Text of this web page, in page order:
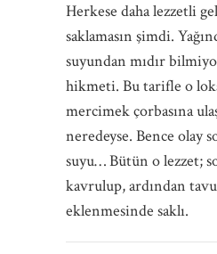
Herkese daha lezzetli
saklamasın şimdi.
suyundan mıdır
hikmeti. Bu tarifle o
mercimek çorbasına
neredeyse. Bence olay
suyu… Bütün o lezzet;
kavrulup, ardından
eklenmesinde saklı.